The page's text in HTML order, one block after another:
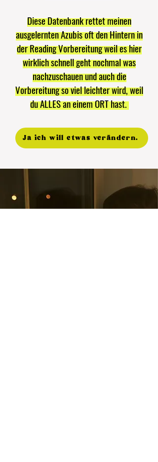
Diese Datenbank rettet meinen
ausgelernten Azubis oft den Hintern in
der Reading Vorbereitung weil es hier
wirklich schnell geht nochmal was
nachzuschauen und auch die
Vorbereitung so viel leichter wird, weil
du ALLES an einem ORT hast.
Ja ich will etwas verändern.